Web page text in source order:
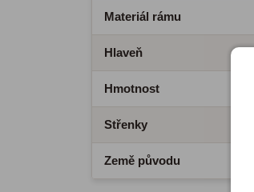
Materiál rámu
Hlaveň
Hmotnost
Střenky
Země původu